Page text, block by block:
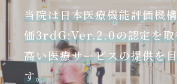
当院は日本医療機能評価機
価3rdG:Ver.2.0の認定を取
高い医療サービスの提供を
す。